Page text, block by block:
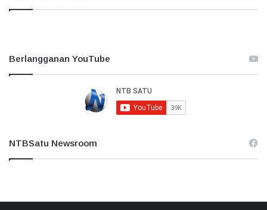
Berlangganan YouTube
NTBSatu Newsroom